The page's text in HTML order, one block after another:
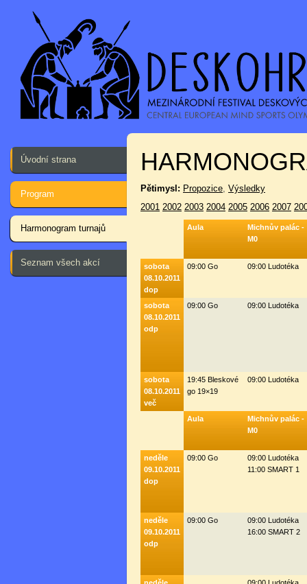
Úvodní strana
Program
Harmonogram turnajů
Seznam všech akcí
Pětimysl: Propozice, Výsledky
2001 2002 2003 2004 2005 2006 2007
Aula
Michnův palác -
M0
sobota
08.10.2011
dop
09:00 Go 09:00 Ludotéka
sobota
08.10.2011
odp
09:00 Go 09:00 Ludotéka
sobota
08.10.2011
več
19:45 Bleskové
go 19×19
09:00 Ludotéka
Aula
Michnův palác -
M0
neděle
09.10.2011
dop
09:00 Go
09:00 Ludotéka
11:00 SMART 1
neděle
09.10.2011
odp
09:00 Go
09:00 Ludotéka
16:00 SMART 2